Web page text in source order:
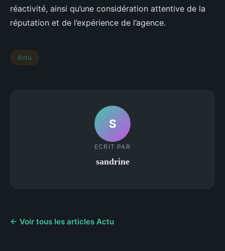
réactivité, ainsi qu’une considération attentive de la
réputation et de l’expérience de l’agence.
Actu
S
ECRIT PAR
sandrine
← Voir tous les articles Actu